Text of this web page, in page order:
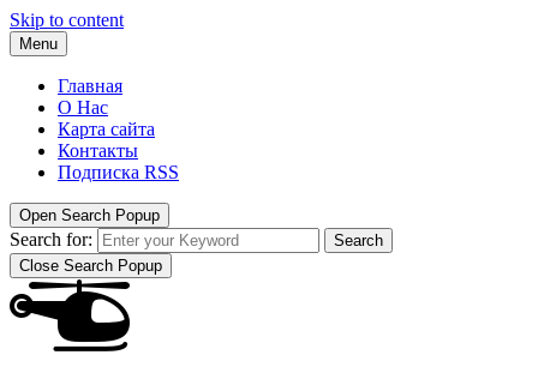
Skip to content
Menu
Главная
О Нас
Карта сайта
Контакты
Подписка RSS
Open Search Popup
Search for:
Search
Close Search Popup